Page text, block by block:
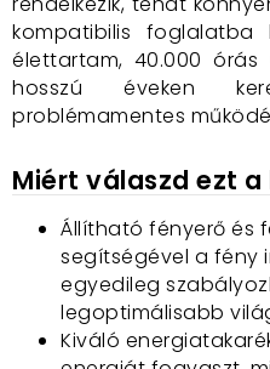
kompatibilis foglalatba
élettartam, 40.000 órás
hosszú éveken
problémamentes
Miért válaszd ezt
Állítható fényerő és
segítségével a fény
egyedileg
legoptimálisabb
Kiváló